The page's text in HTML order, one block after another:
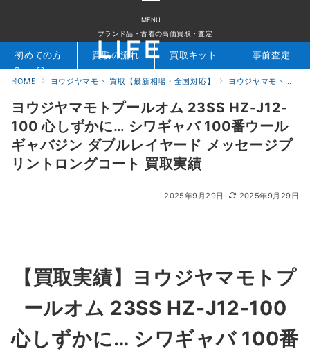
MENU
ブランド品・古着の高価買取・査定
検索 お問合せ
初めての方 買取の流れ 買取キット 事前査定
HOME ヨウジヤマモト 買取【最新相場・全国対応】 ヨウジヤマモト買取実績｜ブランド古着専門店LIFE
ヨウジヤマモトプールオム 23SS HZ-J12-
100 心しずかに… シワギャバ 100番ウール
ギャバジン ダブルレイヤード メッセージプ
リントロングコート 買取実績
2025年9月29日 2025年9月29日
【買取実績】
ヨウジヤマモトプ
ールオム 23SS HZ-J12-100
心しずかに… シワギャバ 100番